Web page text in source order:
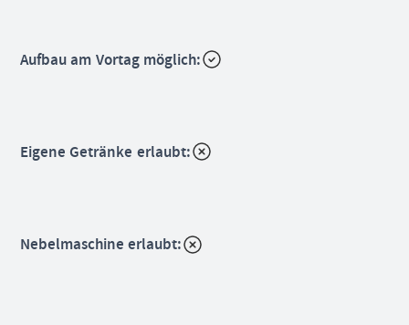
Aufbau am Vortag möglich:
Eigene Getränke erlaubt:
Nebelmaschine erlaubt: